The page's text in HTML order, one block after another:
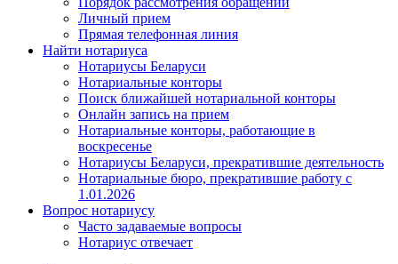
Личный прием
Прямая телефонная линия
Найти нотариуса
Нотариусы Беларуси
Нотариальные конторы
Поиск ближайшей нотариальной конторы
Онлайн запись на прием
Нотариальные конторы, работающие в
воскресенье
Нотариусы Беларуси, прекратившие деятельность
Нотариальные бюро, прекратившие работу с
1.01.2026
Вопрос нотариусу
Часто задаваемые вопросы
Нотариус отвечает